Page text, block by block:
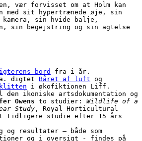
vær forvisset om at Holm kan
sit hypertrænede øje, sin
sin hvide balje,
sin begejstring og sin agtelse
bord
fra i år.
digtet
Båret af luft og
i økofiktionen Liff.
Owens to studier: Wildlife of a
Study , Royal Horticultural
tidligere studie efter 15 års